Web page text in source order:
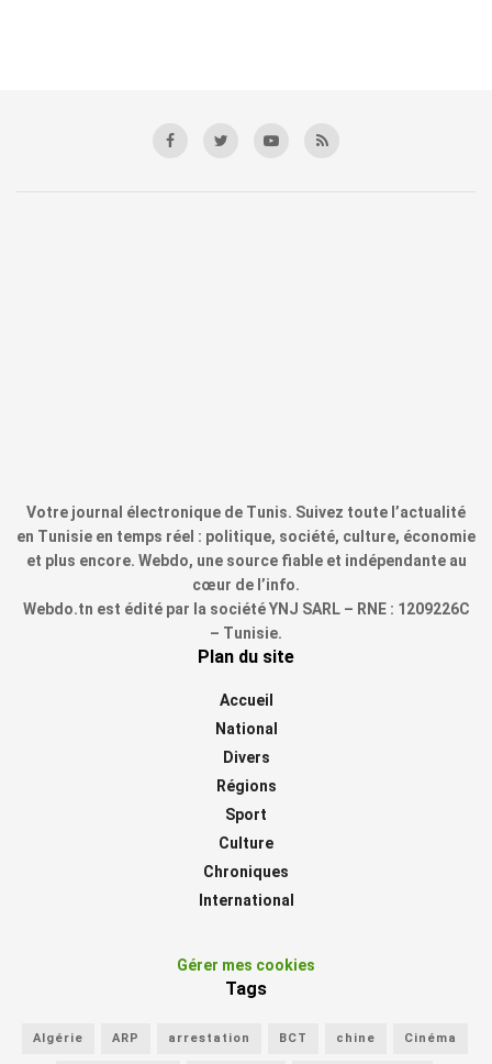
Votre journal électronique de Tunis. Suivez toute l’actualité
en Tunisie en temps réel : politique, société, culture, économie
et plus encore. Webdo, une source fiable et indépendante au
cœur de l’info.
Webdo.tn est édité par la société YNJ SARL – RNE : 1209226C
– Tunisie.
Plan du site
Accueil
National
Divers
Régions
Sport
Culture
Chroniques
International
Gérer mes cookies
Tags
Algérie ARP arrestation BCT chine Cinéma